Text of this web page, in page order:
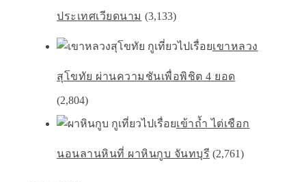
ประเทศเวียดนาม (3,133)
เขาหลวง
สุโขทัย ผ่านความชันเพื่อพิชิต 4 ยอด
(2,804)
เข้าถ้ำ ไต่เชือก
นอนลานหินที่ ผาหินกูบ จันทบุรี (2,761)